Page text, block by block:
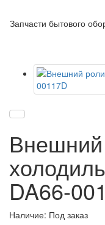
Запчасти бытового
DA66-
Наличие: Под заказ